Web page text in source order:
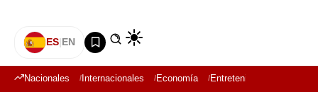
ES|EN
Nacionales Internacionales Economía Entretenimiento